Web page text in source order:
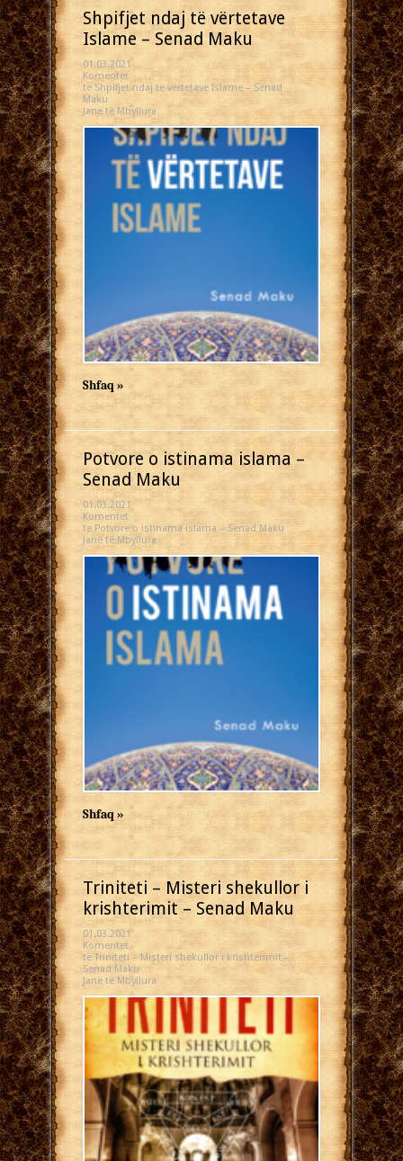
Shpifjet ndaj të vërtetave
Islame – Senad Maku
01.03.2021
Komentet
te Shpifjet ndaj të vërtetave Islame – Senad
Maku
Janë të Mbyllura
Shfaq »
Potvore o istinama islama –
Senad Maku
01.03.2021
Komentet
te Potvore o istinama islama – Senad Maku
Janë të Mbyllura
Shfaq »
Triniteti – Misteri shekullor i
krishterimit – Senad Maku
01.03.2021
Komentet
te Triniteti – Misteri shekullor i krishterimit –
Senad Maku
Janë të Mbyllura